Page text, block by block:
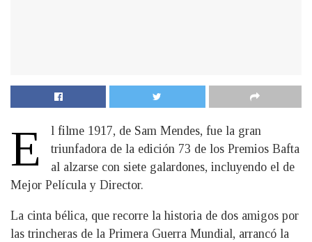
E
l filme 1917, de Sam Mendes, fue la gran
triunfadora de la edición 73 de los Premios Bafta
al alzarse con siete galardones, incluyendo el de
Mejor Película y Director.
La cinta bélica, que recorre la historia de dos amigos por
las trincheras de la Primera Guerra Mundial, arrancó la